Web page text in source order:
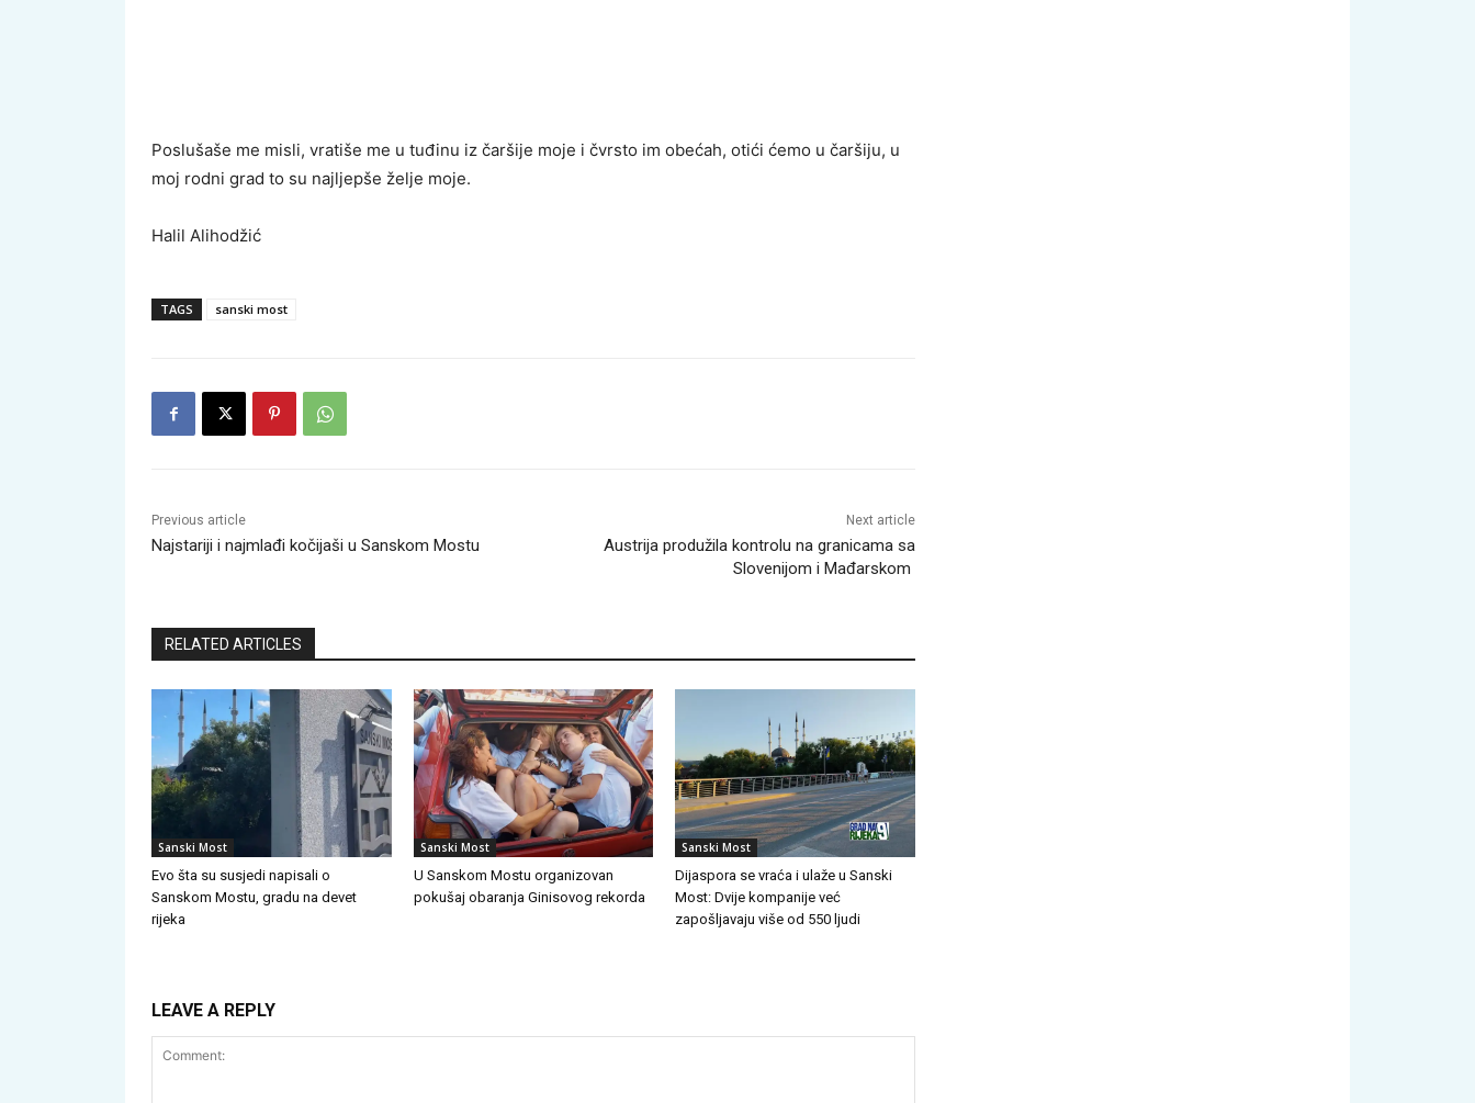
Poslušaše me misli, vratiše me u tuđinu iz čaršije moje i čvrsto im obećah, otići ćemo u čaršiju, u
moj rodni grad to su najljepše želje moje.
Halil Alihodžić
TAGS sanski most
Previous article
Najstariji i najmlađi kočijaši u Sanskom Mostu
Next article
Austrija produžila kontrolu na granicama sa
Slovenijom i Mađarskom
RELATED ARTICLES
Sanski Most
Evo šta su susjedi napisali o
Sanskom Mostu, gradu na devet
rijeka
Sanski Most
U Sanskom Mostu organizovan
pokušaj obaranja Ginisovog rekorda
Sanski Most
Dijaspora se vraća i ulaže u Sanski
Most: Dvije kompanije već
zapošljavaju više od 550 ljudi
LEAVE A REPLY